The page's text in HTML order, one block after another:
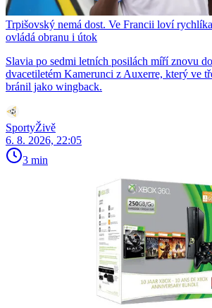
Trpišovský nemá dost. Ve Francii loví
ovládá obranu i útok
Slavia po sedmi letních posilách míří znovu
dvacetiletém Kamerunci z Auxerre, který ve
bránil jako wingback.
SportyŽivě
6. 8. 2026, 22:05
3 min